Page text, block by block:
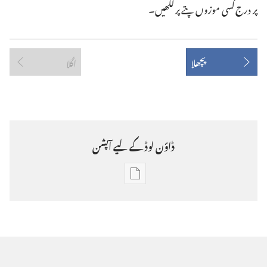
پر درج کسی موزوں پتے پر لکھیں۔‏
پچھلا اگلا
ڈاؤن‌ لوڈ کے لیے آپشن
ڈاؤن‌